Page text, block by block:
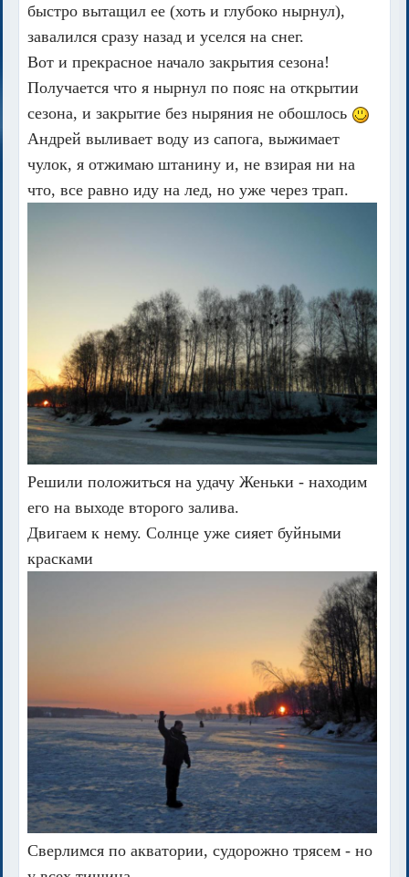
быстро вытащил ее (хоть и глубоко нырнул),
завалился сразу назад и уселся на снег.
Вот и прекрасное начало закрытия сезона!
Получается что я нырнул по пояс на открытии
сезона, и закрытие без ныряния не обошлось
Андрей выливает воду из сапога, выжимает
чулок, я отжимаю штанину и, не взирая ни на
что, все равно иду на лед, но уже через трап.
Решили положиться на удачу Женьки - находим
его на выходе второго залива.
Двигаем к нему. Солнце уже сияет буйными
красками
Сверлимся по акватории, судорожно трясем - но